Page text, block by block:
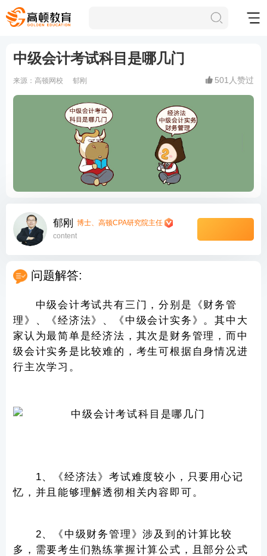
中级会计考试科目是哪几门
来源： 高顿网校 郁刚 501 人赞过
郁刚
博士、高顿CPA研究院主任
content
问题解答:
中级会计考试共有三门，分别是《财务管
理》、《经济法》、《中级会计实务》。其中大
家认为最简单是经济法，其次是财务管理，而中
级会计实务是比较难的，考生可根据自身情况进
行主次学习。
1、《经济法》考试难度较小，只要用心记
忆，并且能够理解透彻相关内容即可。
2、《中级财务管理》涉及到的计算比较
多，需要考生们熟练掌握计算公式，且部分公式